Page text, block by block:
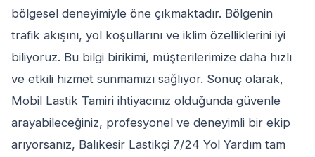
bölgesel deneyimiyle öne çıkmaktadır. Bölgenin
trafik akışını, yol koşullarını ve iklim özelliklerini iyi
biliyoruz. Bu bilgi birikimi, müşterilerimize daha hızlı
ve etkili hizmet sunmamızı sağlıyor. Sonuç olarak,
Mobil Lastik Tamiri ihtiyacınız olduğunda güvenle
arayabileceğiniz, profesyonel ve deneyimli bir ekip
arıyorsanız, Balıkesir Lastikçi 7/24 Yol Yardım tam